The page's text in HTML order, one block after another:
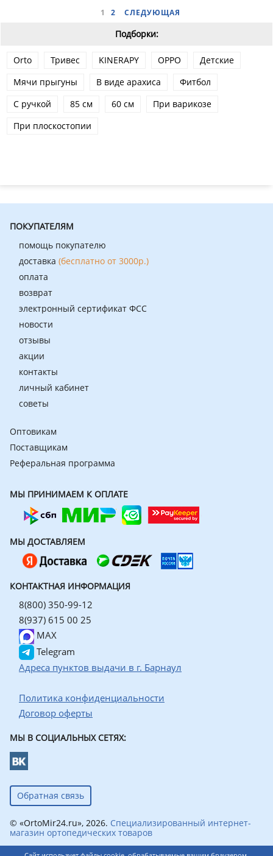
1 2 СЛЕДУЮЩАЯ
Подборки:
Orto Тривес KINERAPY OPPO
Детские
Мячи прыгуны
В виде арахиса
Фитбол
С ручкой
85 см 60 см
При варикозе
При плоскостопии
ПОКУПАТЕЛЯМ
помощь покупателю
доставка (бесплатно от 3000р.)
оплата
возврат
электронный сертификат ФСС
новости
отзывы
акции
контакты
личный кабинет
советы
Оптовикам
Поставщикам
Реферальная программа
МЫ ПРИНИМАЕМ К ОПЛАТЕ
МЫ ДОСТАВЛЯЕМ
КОНТАКТНАЯ ИНФОРМАЦИЯ
8(800) 350-99-12
8(937) 615 00 25
MAX
Telegram
Адреса пунктов выдачи в г. Барнаул
Политика конфиденциальности
Договор оферты
МЫ В СОЦИАЛЬНЫХ СЕТЯХ:
Обратная связь
© «OrtoMir24.ru», 2026. Специализированный интернет-
магазин ортопедических товаров